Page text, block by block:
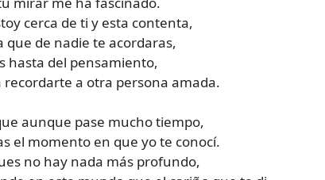
cerca de ti y esta contenta,
que de nadie te acordaras,
hasta del pensamiento,
recordarte a otra persona amada.
aunque pase mucho tiempo,
el momento en que yo te conocí.
no hay nada más profundo,